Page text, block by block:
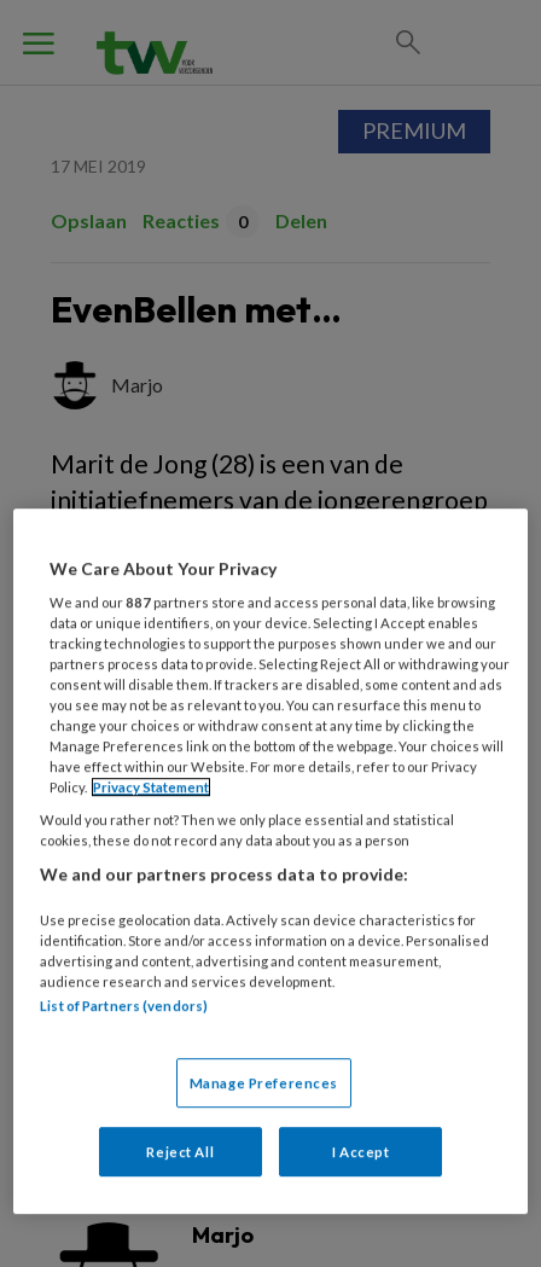
17 MEI 2019
Opslaan Reacties 0 Delen
EvenBellen met…
Marjo
Marit de Jong (28) is een van de
initiatiefnemers van de jongerengroep
Onverschilligheid). Met hun manifest
"Geef ouderen hun stem terug" hopen
ze de situatie in de ouderenzorg te
verbeteren.
Dit manifest begon met in ’n
PREMIUM
Bekijk de mogelijkheden
PREMIUM
Reageer op dit artikel Deel dit artikel
Marjo
We Care About Your Privacy
We and our887 partners store and access personal data, like browsing
data or unique identifiers, on your device. Selecting I Accept enables
tracking technologies to support the purposes shown under we and our
partners process data to provide. Selecting Reject All or withdrawing your
consent will disable them. If trackers are disabled, some content and ads
you see may not be as relevant to you. You can resurface this menu to
change your choices or withdraw consent at any time by clicking the
Manage Preferences link on the bottom of the webpage. Your choices will
have effect within our Website. For more details, refer to our Privacy
Policy. Privacy Statement
Would you rather not? Then we only place essential and statistical
cookies, these do not record any data about you as a person
We and our partners process data to provide:
Use precise geolocation data. Actively scan device characteristics for
identification. Store and/or access information on a device. Personalised
advertising and content, advertising and content measurement,
audience research and services development.
List of Partners (vendors)
Manage Preferences
Reject All I Accept